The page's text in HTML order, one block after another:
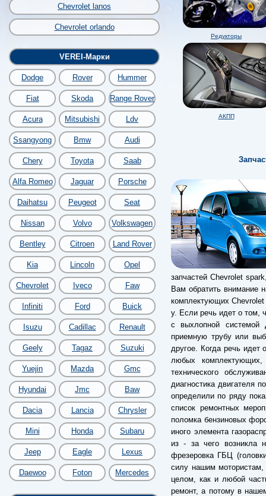
Chevrolet lanos
Chevrolet orlando
VEREI-Марки
Dodge Rover Hummer
Fiat Skoda Range Rover
Acura Mitsubishi Ldv
Ssangyong Bmw Audi
Chery Toyota Saab
Alfa Romeo Jaguar Porsche
Daihatsu Peugeot Seat
Nissan Volvo Volkswagen
Bentley Citroen Land Rover
Kia Lincoln Opel
Chevrolet Iveco Faw
Infiniti Ford Buick
Isuzu Cadillac Renault
Geely Tagaz Suzuki
Yuejin Mazda Gmc
Hyundai Jmc Baw
Dacia Lancia Chrysler
Mini Honda Subaru
Jeep Eagle Lexus
Daewoo Foton Mercedes
Редукторы
АКПП
запчастей Chevrolet
Вам обратить внимание
комплектующих Chevrolet
у. Если речь идет о том,
с выхлопной системой
приемную трубу или
другое. Когда речь идет
любых
технического
диагностика двигателя
определили по ряду
список ремонтных
поломка бензиновых
иного элемента
из - за чего возникла
фрезеровка ГБЦ
силу нашим мотористам,
целом, как и любой
ремонт, а потому в